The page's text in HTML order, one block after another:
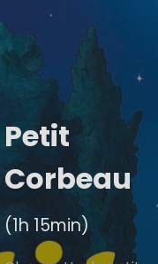
Petit
Corbeau
(1h 15min)